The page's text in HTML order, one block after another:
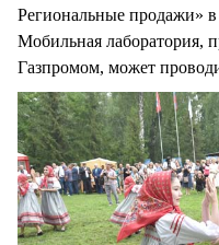
Региональные
Мобильная лаборатория,
Газпромом, может